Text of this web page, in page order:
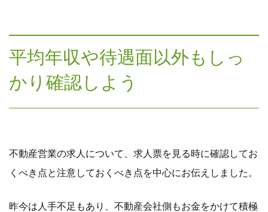
平均年収や待遇面以外もしっ
かり確認しよう
不動産営業の求人について、求人票を見る時に確認してお
くべき点と注意しておくべき点を中心にお伝えしました。
昨今は人手不足もあり、不動産会社側もお金をかけて積極